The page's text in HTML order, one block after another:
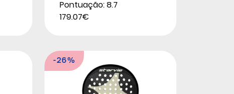
Pontuação: 8.7
179.07€
-26%